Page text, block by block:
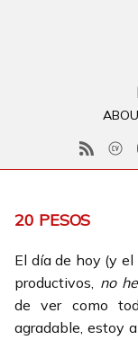
20 PESOS
El dí­a de hoy (y
productivos, no
de ver como
agradable, estoy